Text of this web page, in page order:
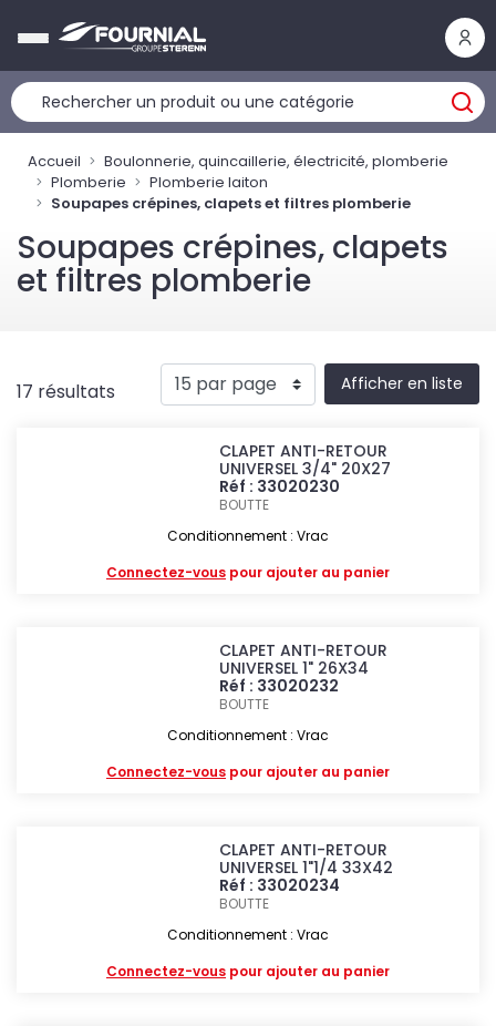
Accueil
Boulonnerie, quincaillerie, électricité, plomberie
Plomberie
Plomberie laiton
Soupapes crépines, clapets et filtres plomberie
Soupapes crépines, clapets
et filtres plomberie
17 résultats Afficher en liste
CLAPET ANTI-RETOUR
UNIVERSEL 3/4" 20X27
Réf : 33020230
BOUTTE
Conditionnement : Vrac
Connectez-vous pour ajouter au panier
CLAPET ANTI-RETOUR
UNIVERSEL 1" 26X34
Réf : 33020232
BOUTTE
Conditionnement : Vrac
Connectez-vous pour ajouter au panier
CLAPET ANTI-RETOUR
UNIVERSEL 1"1/4 33X42
Réf : 33020234
BOUTTE
Conditionnement : Vrac
Connectez-vous pour ajouter au panier